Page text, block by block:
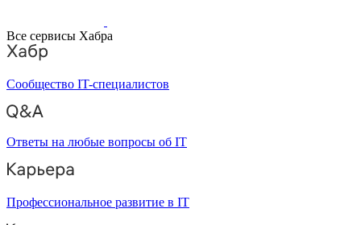
Все сервисы Хабра
Сообщество IT-специалистов
Ответы на любые вопросы об IT
Профессиональное развитие в IT